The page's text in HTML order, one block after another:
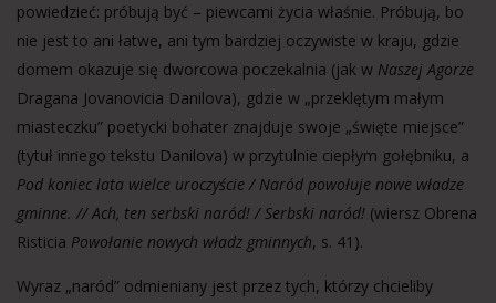
powiedzieć: próbują być – piewcami życia właśnie. Próbują, bo
nie jest to ani łatwe, ani tym bardziej oczywiste w kraju, gdzie
domem okazuje się dworcowa poczekalnia (jak w Naszej Agorze
Dragana Jovanovicia Danilova), gdzie w „przeklętym małym
miasteczku” poetycki bohater znajduje swoje „święte miejsce”
(tytuł innego tekstu Danilova) w przytulnie ciepłym gołębniku, a
Pod koniec lata wielce uroczyście / Naród powołuje nowe władze
gminne. // Ach, ten serbski naród! / Serbski naród! (wiersz Obrena
Risticia Powołanie nowych władz gminnych, s. 41).
Wyraz „naród” odmieniany jest przez tych, którzy chcieliby